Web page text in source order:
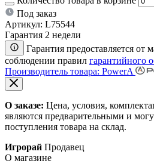
Под заказ
Артикул: L75544
Гарантия 2 недели
Гарантия предоставляется от
соблюдении правил гарантийного
Производитель товара: PowerA
О заказе: Цена, условия,
являются предварительными и
поступления товара на склад.
Игрорай Продавец
О магазине